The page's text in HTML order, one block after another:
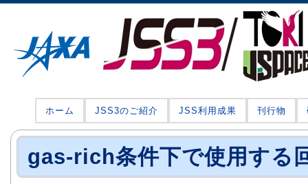
ホーム JSS3のご紹介 JSS利用成果 刊行物
gas-rich条件下で使用する